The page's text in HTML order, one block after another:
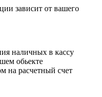
зависит от вашего
наличных в кассу
обьекте
на расчетный счет